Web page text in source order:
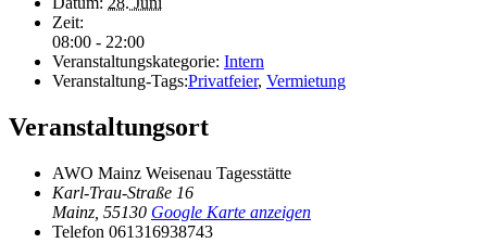
Zeit:
08:00 - 22:00
Veranstaltungskategorie: Intern
Veranstaltung-Tags:Privatfeier, Vermietung
Veranstaltungsort
AWO Mainz Weisenau Tagesstätte
Karl-Trau-Straße 16
Mainz 55130 Google Karte anzeigen
Telefon 061316938743